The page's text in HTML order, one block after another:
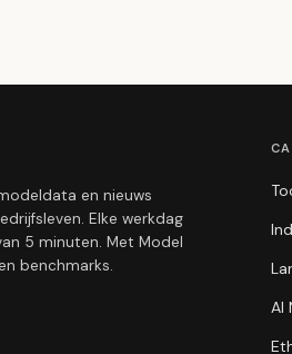
en nieuws
Elke werkdag
5 minuten. Met Model
benchmarks.
AI